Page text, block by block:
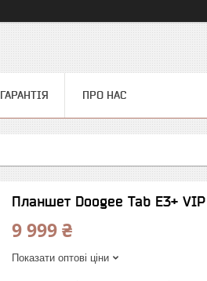
ГАРАНТІЯ ПРО НАС
Планшет Doogee Tab E3+
9 999 ₴
Показати оптові ціни